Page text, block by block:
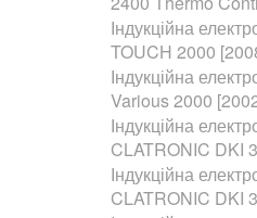
Індукційна
TOUCH 2000
Індукційна
Various 2000
Індукційна
CLATRONIC DKI
Індукційна
CLATRONIC DKI